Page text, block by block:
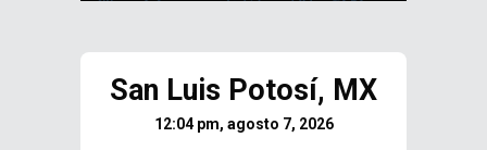
San Luis Potosí, MX
12:04 pm, agosto 7, 2026